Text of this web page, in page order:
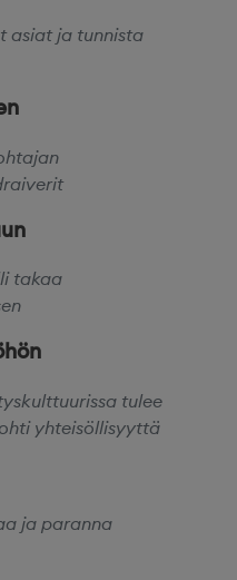
asiat ja tunnista
takaa
tulee
yhteisöllisyyttä
ja paranna